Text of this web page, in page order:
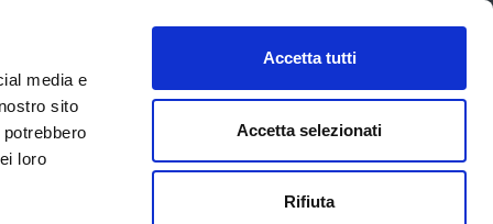
media e
sito
loro
Accetta tutti
Accetta selezionati
Rifiuta
CONTATTI URP SERVIZI ONLINE
Seguici su FacebookTwitterInstagram
LinkedIn
cerca nel sito